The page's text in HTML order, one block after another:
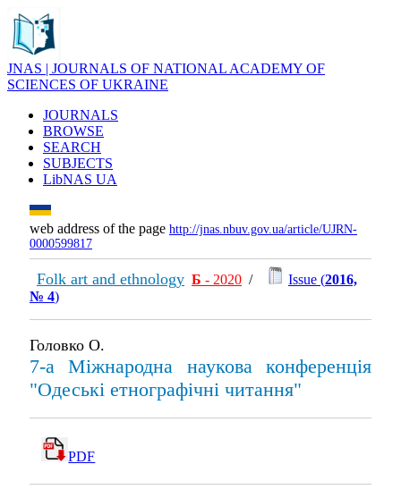
JNAS | JOURNALS OF NATIONAL ACADEMY OF
SCIENCES OF UKRAINE
JOURNALS
BROWSE
SEARCH
SUBJECTS
LibNAS UA
web address of the page http://jnas.nbuv.gov.ua/article/UJRN-
0000599817
Folk art and ethnology Б - 2020 / Issue (2016,
№ 4)
Головко О.
7-а Міжнародна наукова конференція
"Одеські етнографічні читання"
PDF